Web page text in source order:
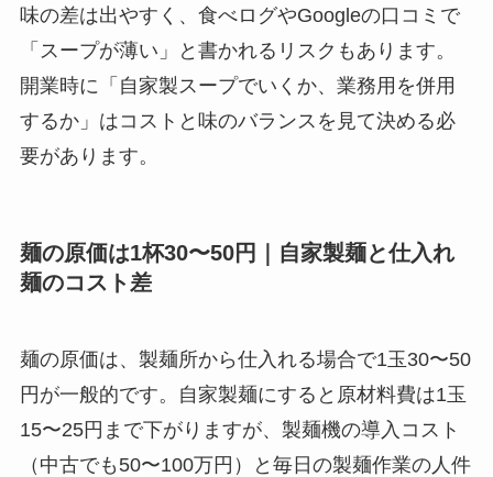
味の差は出やすく、食べログやGoogleの口コミで
「スープが薄い」と書かれるリスクもあります。
開業時に「自家製スープでいくか、業務用を併用
するか」はコストと味のバランスを見て決める必
要があります。
麺の原価は1杯30〜50円｜自家製麺と仕入れ
麺のコスト差
麺の原価は、製麺所から仕入れる場合で1玉30〜50
円が一般的です。自家製麺にすると原材料費は1玉
15〜25円まで下がりますが、製麺機の導入コスト
（中古でも50〜100万円）と毎日の製麺作業の人件